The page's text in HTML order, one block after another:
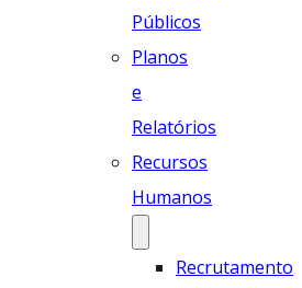
Públicos
Planos
e
Relatórios
Recursos
Humanos
Recrutamento